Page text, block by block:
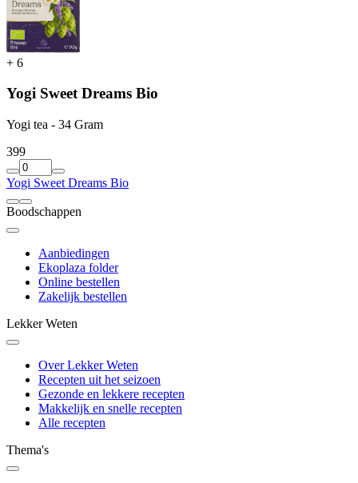
+ 6
Yogi Sweet Dreams Bio
Yogi tea - 34 Gram
399
Yogi Sweet Dreams Bio
Boodschappen
Aanbiedingen
Ekoplaza folder
Online bestellen
Zakelijk bestellen
Lekker Weten
Over Lekker Weten
Recepten uit het seizoen
Gezonde en lekkere recepten
Makkelijk en snelle recepten
Alle recepten
Thema's